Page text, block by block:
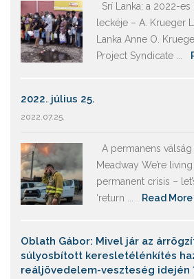
Srí Lanka: a 2022-
leckéje – A. Krueger
Lanka Anne O.
Project Syndicate ...
2022. július 25.
2022.07.25.
A permanens válság
Meadway We’re
permanent crisis –
‘return ...
Read
Oblath Gábor: Mivel jár az
súlyosbított keresletélénkítés
reáljövedelem-veszteség idején